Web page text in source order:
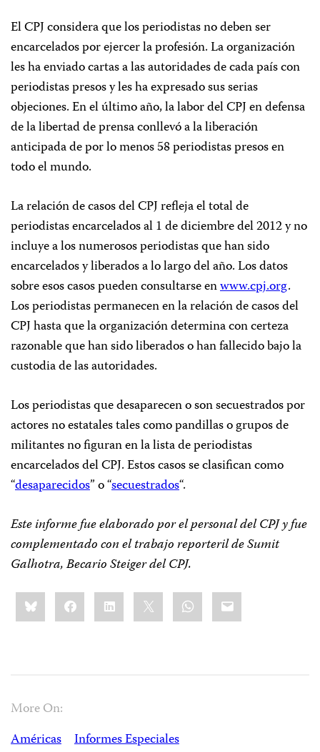
El CPJ considera que los periodistas no deben ser
encarcelados por ejercer la profesión. La organización
les ha enviado cartas a las autoridades de cada país con
periodistas presos y les ha expresado sus serias
objeciones. En el último año, la labor del CPJ en defensa
de la libertad de prensa conllevó a la liberación
anticipada de por lo menos 58 periodistas presos en
todo el mundo.
La relación de casos del CPJ refleja el total de
periodistas encarcelados al 1 de diciembre del 2012 y no
incluye a los numerosos periodistas que han sido
encarcelados y liberados a lo largo del año. Los datos
sobre esos casos pueden consultarse enwww.cpj.org.
Los periodistas permanecen en la relación de casos del
CPJ hasta que la organización determina con certeza
razonable que han sido liberados o han fallecido bajo la
custodia de las autoridades.
Los periodistas que desaparecen o son secuestrados por
actores no estatales tales como pandillas o grupos de
militantes no figuran en la lista de periodistas
encarcelados del CPJ. Estos casos se clasifican como
“desaparecidos” o “secuestrados“.
Este informe fue elaborado por el personal del CPJ y fue
complementado con el trabajo reporteril de Sumit
Galhotra, Becario Steiger del CPJ.
Share
this:BlueskyFacebookLinkedIn WhatsApp
Email
More On:
Américas
Informes Especiales